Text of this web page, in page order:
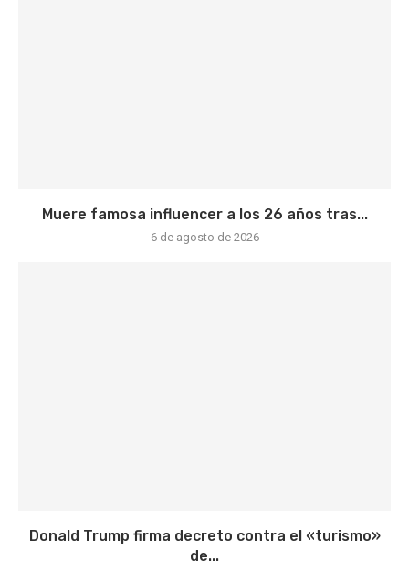
Muere famosa influencer a los 26 años tras...
6 de agosto de 2026
Donald Trump firma decreto contra el «turismo»
de...